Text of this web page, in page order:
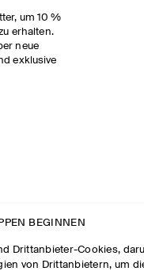
um 10 %
erhalten.
neue
exklusive
BEGINNEN
Drittanbieter-Cookies,
von Drittanbietern, um